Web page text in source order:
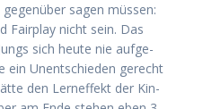
sagen müs­sen:
Fair­play nicht sein. Das
sich heu­te nie auf­ge­
ein Unent­schie­den gerecht
den Lern­ef­fekt der Kin­